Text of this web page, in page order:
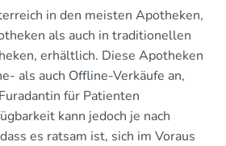
in den meisten Apotheken,
als auch in traditionellen
erhältlich. Diese Apotheken
als auch Offline-Verkäufe an,
für Patienten
kann jedoch je nach
es ratsam ist, sich im Voraus